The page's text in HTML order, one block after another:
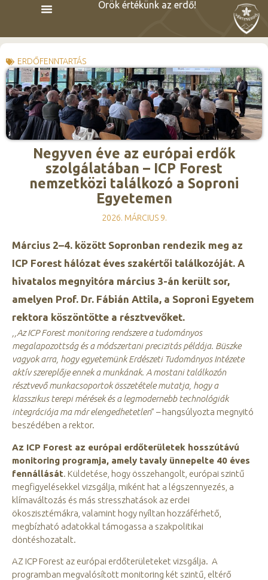
Örök értékünk az erdő!
ERDŐFENNTARTÁS
Negyven éve az európai erdők
szolgálatában – ICP Forest
nemzetközi találkozó a Soproni
Egyetemen
2026. MÁRCIUS 9.
Március 2–4. között Sopronban rendezik meg az
ICP Forest hálózat éves szakértői találkozóját. A
hivatalos megnyitóra március 3-án került sor,
amelyen Prof. Dr. Fábián Attila, a Soproni Egyetem
rektora köszöntötte a résztvevőket.
,,Az ICP Forest monitoring rendszere a tudományos
megalapozottság és a módszertani precizitás példája. Büszke
vagyok arra, hogy egyetemünk Erdészeti Tudományos Intézete
aktív szereplője ennek a munkának. A mostani találkozón
résztvevő munkacsoportok összetétele mutatja, hogy a
klasszikus terepi mérések és a legmodernebb technológiák
integrációja ma már elengedhetetlen” – hangsúlyozta megnyitó
beszédében a rektor.
Az ICP Forest az európai erdőterületek hosszútávú
monitoring programja, amely tavaly ünnepelte 40 éves
fennállását. Küldetése, hogy összehangolt, európai szintű
megfigyelésekkel vizsgálja, miként hat a légszennyezés, a
klímaváltozás és más stresszhatások az erdei
ökoszisztémákra, valamint hogy nyíltan hozzáférhető,
megbízható adatokkal támogassa a szakpolitikai
döntéshozatalt.
AZ ICP Forest az európai erdőterületeket vizsgálja. A
programban megvalósított monitoring két szintű, eltérő